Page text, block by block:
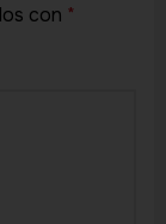
con *